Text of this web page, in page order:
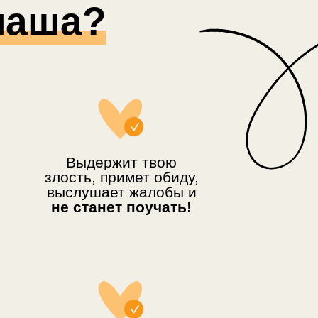
свете!
Выдержит твою
злость, примет обиду,
выслушает жалобы и
не станет поучать!